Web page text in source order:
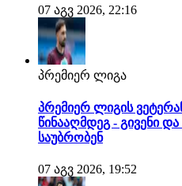
07 აგვ 2026, 22:16
პრემიერ ლიგა
პრემიერ ლიგის
წინააღმდეგ - გივენი
საუბრობენ
07 აგვ 2026, 19:52